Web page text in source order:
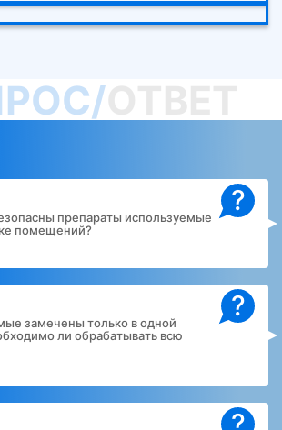
?
препараты используемые
помещений?
?
замечены только в одной
ли обрабатывать всю